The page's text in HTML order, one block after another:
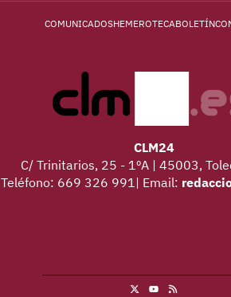
COMUNICADOSHEMEROTECABOLETÍN
CLM24
C/ Trinitarios, 25 - 1ºA | 45003,
Teléfono: 669 326 991| Email: